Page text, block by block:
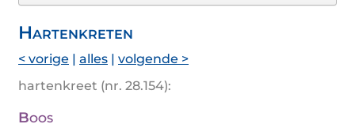
Hartenkreten
< vorige | alles | volgende >
hartenkreet (nr. 28.154):
Boos